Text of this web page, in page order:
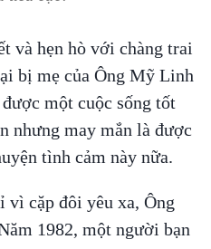
và hẹn hò với chàng trai
bị mẹ của Ông Mỹ Linh
một cuộc sống tốt
nhưng may mắn là được
tình cảm này nữa.
vì cặp đôi yêu xa, Ông
1982, một người bạn